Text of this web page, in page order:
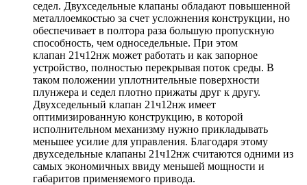
седел. Двухседельные клапаны обладают повышенной
металлоемкостью за счет усложнения конструкции, но
обеспечивает в полтора раза большую пропускную
способность, чем односедельные. При этом
клапан 21ч12нж может работать и как запорное
устройство, полностью перекрывая поток среды. В
таком положении уплотнительные поверхности
плунжера и седел плотно прижаты друг к другу.
Двухседельный клапан 21ч12нж имеет
оптимизированную конструкцию, в которой
исполнительном механизму нужно прикладывать
меньшее усилие для управления. Благодаря этому
двухседельные клапаны 21ч12нж считаются одними из
самых экономичных ввиду меньшей мощности и
габаритов применяемого привода.